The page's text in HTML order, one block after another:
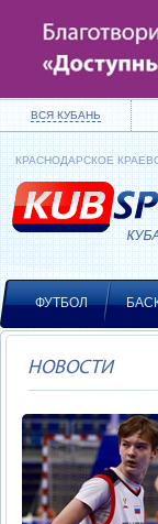
ВСЯ КУБАНЬ
КРАСНОДАРСКОЕ
ФУТБОЛ
НОВОСТИ